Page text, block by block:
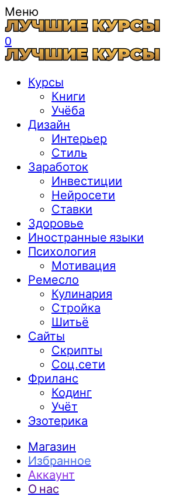
Меню
0
Курсы
Книги
Учёба
Дизайн
Интерьер
Стиль
Заработок
Инвестиции
Нейросети
Ставки
Здоровье
Иностранные языки
Психология
Мотивация
Ремесло
Кулинария
Стройка
Шитьё
Сайты
Скрипты
Соц.сети
Фриланс
Кодинг
Учёт
Эзотерика
Магазин
Избранное
Аккаунт
О нас